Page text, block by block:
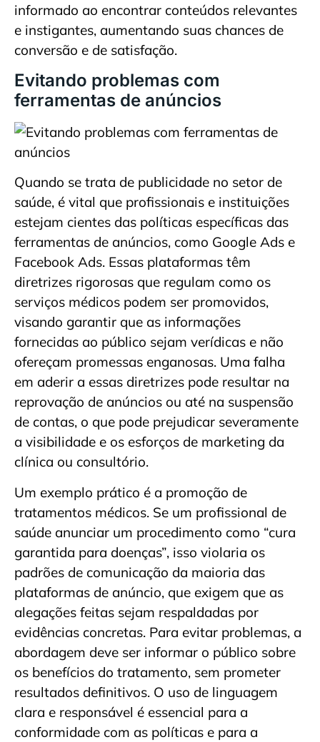
informado ao encontrar conteúdos relevantes
e instigantes, aumentando suas chances de
conversão e de satisfação.
Evitando problemas com
ferramentas de anúncios
Quando se trata de publicidade no setor de
saúde, é vital que profissionais e instituições
estejam cientes das políticas específicas das
ferramentas de anúncios, como Google Ads e
Facebook Ads. Essas plataformas têm
diretrizes rigorosas que regulam como os
serviços médicos podem ser promovidos,
visando garantir que as informações
fornecidas ao público sejam verídicas e não
ofereçam promessas enganosas. Uma falha
em aderir a essas diretrizes pode resultar na
reprovação de anúncios ou até na suspensão
de contas, o que pode prejudicar severamente
a visibilidade e os esforços de marketing da
clínica ou consultório.
Um exemplo prático é a promoção de
tratamentos médicos. Se um profissional de
saúde anunciar um procedimento como “cura
garantida para doenças”, isso violaria os
padrões de comunicação da maioria das
plataformas de anúncio, que exigem que as
alegações feitas sejam respaldadas por
evidências concretas. Para evitar problemas, a
abordagem deve ser informar o público sobre
os benefícios do tratamento, sem prometer
resultados definitivos. O uso de linguagem
clara e responsável é essencial para a
conformidade com as políticas e para a